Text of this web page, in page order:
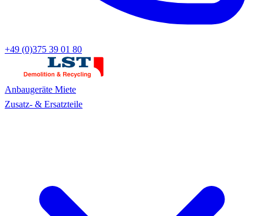
+49 (0)375 39 01 80
Anbaugeräte Miete
Zusatz- & Ersatzteile